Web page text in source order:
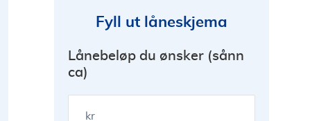
Tips og råd ved økonomiske problemer
Få hjelp til å forhandle refinansiering
Fyll ut låneskjema
Lånebeløp du ønsker (sånn
ca)
kr